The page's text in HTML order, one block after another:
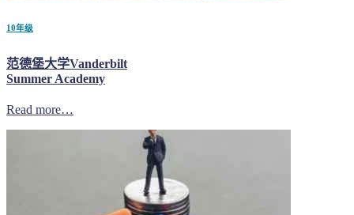
10年级
范德堡大学Vanderbilt
Summer Academy
Read more…